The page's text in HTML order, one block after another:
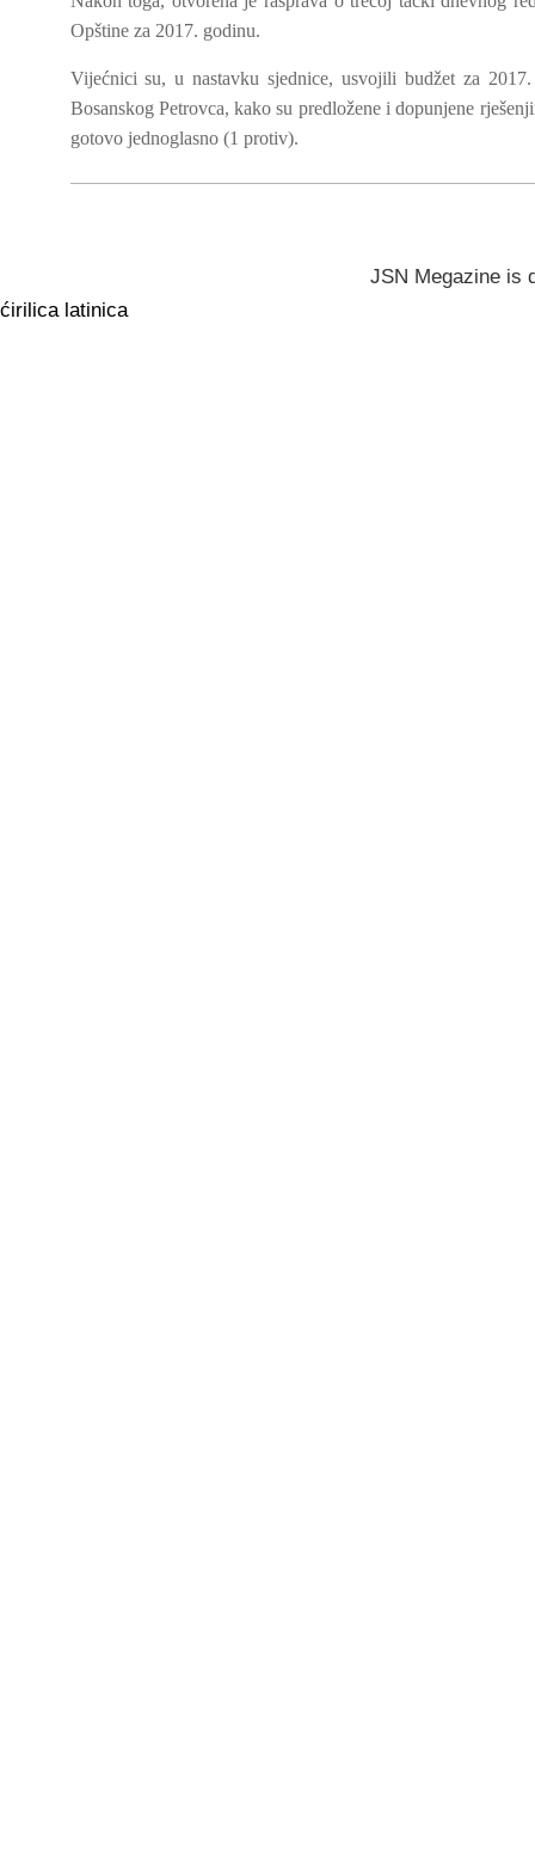
Opštine za 2017. godinu.
Vijećnici su, u nastavku sjednice, usvojili budžet za
Bosanskog Petrovca, kako su predložene i dopunjene
gotovo jednoglasno (1 protiv).
JSN Megazine is
ćirilica latinica